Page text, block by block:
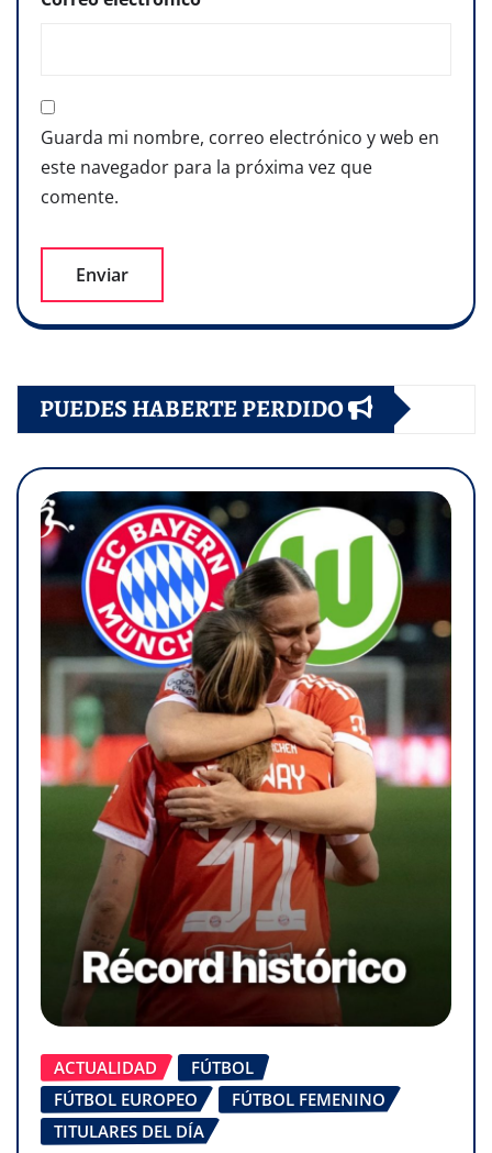
Guarda mi nombre, correo electrónico y web en
este navegador para la próxima vez que
comente.
PUEDES HABERTE PERDIDO
ACTUALIDAD
FÚTBOL
FÚTBOL EUROPEO
FÚTBOL FEMENINO
TITULARES DEL DÍA